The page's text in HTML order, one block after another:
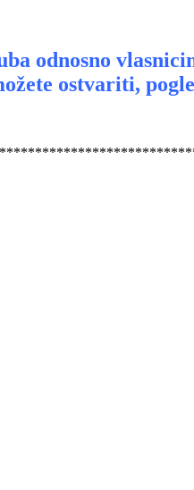
odnosno
ostvariti,